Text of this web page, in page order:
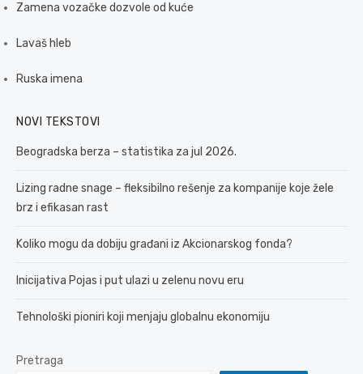
Zamena vozačke dozvole od kuće
Lavaš hleb
Ruska imena
NOVI TEKSTOVI
Beogradska berza – statistika za jul 2026.
Lizing radne snage – fleksibilno rešenje za kompanije koje žele
brz i efikasan rast
Koliko mogu da dobiju građani iz Akcionarskog fonda?
Inicijativa Pojas i put ulazi u zelenu novu eru
Tehnološki pioniri koji menjaju globalnu ekonomiju
Pretraga